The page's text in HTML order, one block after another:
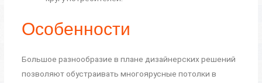
Особенности
Большое разнообразие в плане дизайнерских решений
позволяют обустраивать многоярусные потолки в